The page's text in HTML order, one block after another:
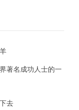
著名成功人士的一
去